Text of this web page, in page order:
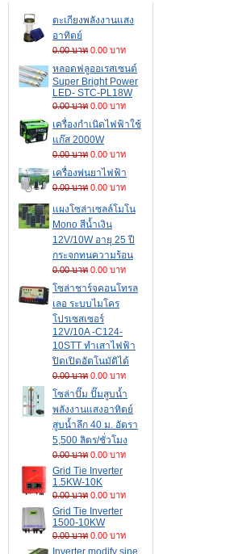
ตะเกียงพลังงานแสง
อาทิตย์
0.00 บาท 0.00 บาท
หลอดฟลูออเรสเซนต์
Super Bright Power
LED- STC-PL18W
0.00 บาท 0.00 บาท
เครื่องกำเนิดไฟฟ้าใช้
แก๊ส 2000W
0.00 บาท 0.00 บาท
เครื่องพ่นยาไฟฟ้า
0.00 บาท 0.00 บาท
แผงโซล่าเซลล์โมโน
Mono สีน้ำเงิน
12V/10W อายุ 25 ปี
กระจกทนความร้อน
0.00 บาท 0.00 บาท
โซล่าชาร์จคอนโทรล
เลอ ระบบไมโคร
โปรเซสเซอร์
12V/10A -C124-
10STT ทำเสาไฟฟ้า
ปิดเปิดอัตโนมัติได้
0.00 บาท 0.00 บาท
โซล่าปั๊ม ปั๊มสูบน้ำ
พลังงานแสงอาทิตย์
สูบน้ำลึก 40 ม. อัตรา
5,500 ลิตร/ชั่วโมง
0.00 บาท 0.00 บาท
Grid Tie Inverter
1.5KW-10K
0.00 บาท 0.00 บาท
Grid Tie Inverter
1500-10KW
0.00 บาท 0.00 บาท
Inverter modify sine